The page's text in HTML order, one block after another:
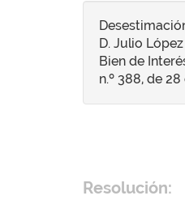
D. Julio
Bien de
n.º 388, de
Resolución: